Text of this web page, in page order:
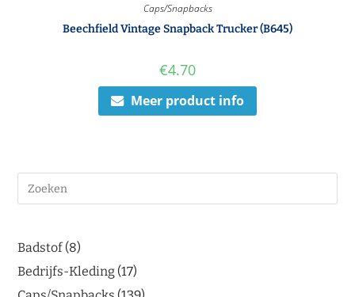
Caps/Snapbacks
Beechfield Vintage Snapback Trucker (B645)
€4.70
Meer product info
Badstof 8
Bedrijfs-Kleding 17